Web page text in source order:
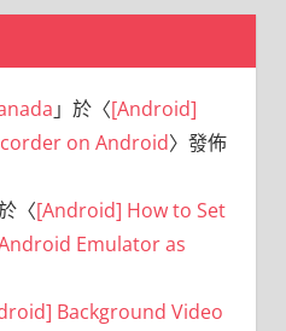
」於〈[Android]
on Android〉發佈
〈[Android] How to Set
Emulator as
Background Video